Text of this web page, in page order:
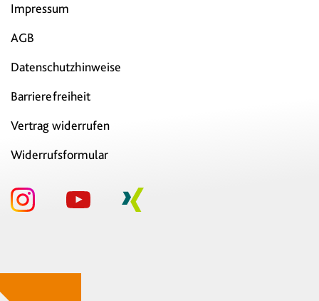
Impressum
AGB
Datenschutzhinweise
Barrierefreiheit
Vertrag widerrufen
Widerrufsformular